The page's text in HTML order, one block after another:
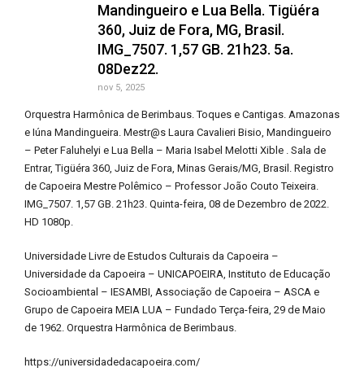
Mandingueiro e Lua Bella. Tigüéra
360, Juiz de Fora, MG, Brasil.
IMG_7507. 1,57 GB. 21h23. 5a.
08Dez22.
nov 5, 2025
Orquestra Harmônica de Berimbaus. Toques e Cantigas. Amazonas
e Iúna Mandingueira. Mestr@s Laura Cavalieri Bisio, Mandingueiro
– Peter Faluhelyi e Lua Bella – Maria Isabel Melotti Xible . Sala de
Entrar, Tigüéra 360, Juiz de Fora, Minas Gerais/MG, Brasil. Registro
de Capoeira Mestre Polêmico – Professor João Couto Teixeira.
IMG_7507. 1,57 GB. 21h23. Quinta-feira, 08 de Dezembro de 2022.
HD 1080p.
Universidade Livre de Estudos Culturais da Capoeira –
Universidade da Capoeira – UNICAPOEIRA, Instituto de Educação
Socioambiental – IESAMBI, Associação de Capoeira – ASCA e
Grupo de Capoeira MEIA LUA – Fundado Terça-feira, 29 de Maio
de 1962. Orquestra Harmônica de Berimbaus.
https://universidadedacapoeira.com/